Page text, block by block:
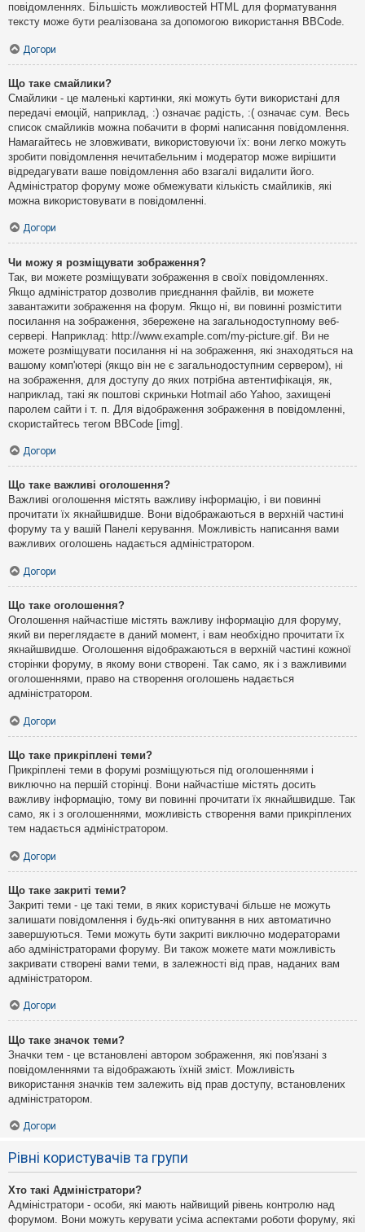
повідомленнях. Більшість можливостей HTML для форматування
тексту може бути реалізована за допомогою використання BBCode.
Догори
Що таке смайлики?
Смайлики - це маленькі картинки, які можуть бути використані для
передачі емоцій, наприклад, :) означає радість, :( означає сум. Весь
список смайликів можна побачити в формі написання повідомлення.
Намагайтесь не зловживати, використовуючи їх: вони легко можуть
зробити повідомлення нечитабельним і модератор може вирішити
відредагувати ваше повідомлення або взагалі видалити його.
Адміністратор форуму може обмежувати кількість смайликів, які
можна використовувати в повідомленні.
Догори
Чи можу я розміщувати зображення?
Так, ви можете розміщувати зображення в своїх повідомленнях.
Якщо адміністратор дозволив приєднання файлів, ви можете
завантажити зображення на форум. Якщо ні, ви повинні розмістити
посилання на зображення, збережене на загальнодоступному веб-
сервері. Наприклад: http://www.example.com/my-picture.gif. Ви не
можете розміщувати посилання ні на зображення, які знаходяться на
вашому комп'ютері (якщо він не є загальнодоступним сервером), ні
на зображення, для доступу до яких потрібна автентифікація, як,
наприклад, такі як поштові скриньки Hotmail або Yahoo, захищені
паролем сайти і т. п. Для відображення зображення в повідомленні,
скористайтесь тегом BBCode [img].
Догори
Що таке важливі оголошення?
Важливі оголошення містять важливу інформацію, і ви повинні
прочитати їх якнайшвидше. Вони відображаються в верхній частині
форуму та у вашій Панелі керування. Можливість написання вами
важливих оголошень надається адміністратором.
Догори
Що таке оголошення?
Оголошення найчастіше містять важливу інформацію для форуму,
який ви переглядаєте в даний момент, і вам необхідно прочитати їх
якнайшвидше. Оголошення відображаються в верхній частині кожної
сторінки форуму, в якому вони створені. Так само, як і з важливими
оголошеннями, право на створення оголошень надається
адміністратором.
Догори
Що таке прикріплені теми?
Прикріплені теми в форумі розміщуються під оголошеннями і
виключно на першій сторінці. Вони найчастіше містять досить
важливу інформацію, тому ви повинні прочитати їх якнайшвидше. Так
само, як і з оголошеннями, можливість створення вами прикріплених
тем надається адміністратором.
Догори
Що таке закриті теми?
Закриті теми - це такі теми, в яких користувачі більше не можуть
залишати повідомлення і будь-які опитування в них автоматично
завершуються. Теми можуть бути закриті виключно модераторами
або адміністраторами форуму. Ви також можете мати можливість
закривати створені вами теми, в залежності від прав, наданих вам
адміністратором.
Догори
Що таке значок теми?
Значки тем - це встановлені автором зображення, які пов'язані з
повідомленнями та відображають їхній зміст. Можливість
використання значків тем залежить від прав доступу, встановлених
адміністратором.
Догори
Рівні користувачів та групи
Хто такі Адміністратори?
Адміністратори - особи, які мають найвищий рівень контролю над
форумом. Вони можуть керувати усіма аспектами роботи форуму, які